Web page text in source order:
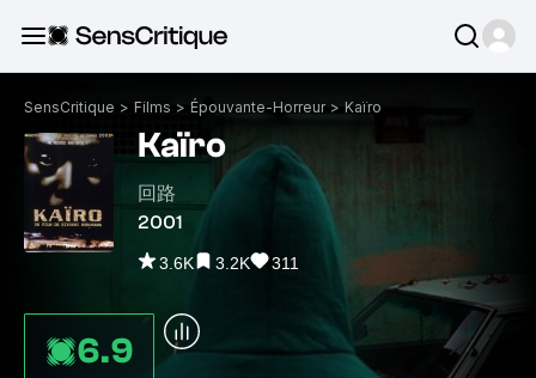
SensCritique > Films > Épouvante-Horreur > Kaïro
Kaïro
回路
2001
3.6K 3.2K 311
6.9